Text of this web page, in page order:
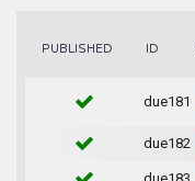
PUBLISHED ID
due181
due182